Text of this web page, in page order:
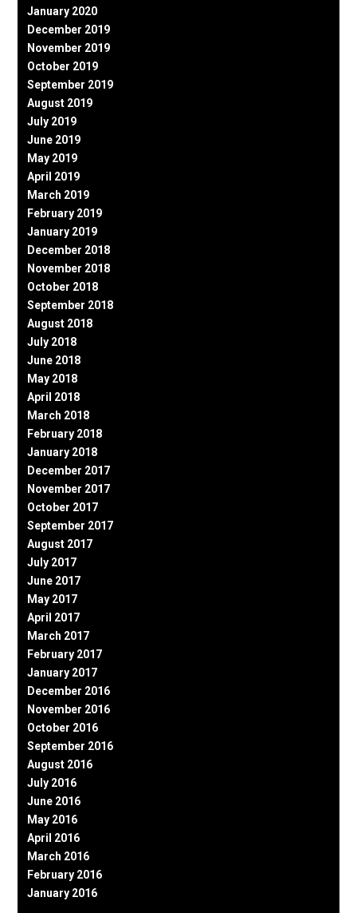
January 2020
December 2019
November 2019
October 2019
September 2019
August 2019
July 2019
June 2019
May 2019
April 2019
March 2019
February 2019
January 2019
December 2018
November 2018
October 2018
September 2018
August 2018
July 2018
June 2018
May 2018
April 2018
March 2018
February 2018
January 2018
December 2017
November 2017
October 2017
September 2017
August 2017
July 2017
June 2017
May 2017
April 2017
March 2017
February 2017
January 2017
December 2016
November 2016
October 2016
September 2016
August 2016
July 2016
June 2016
May 2016
April 2016
March 2016
February 2016
January 2016